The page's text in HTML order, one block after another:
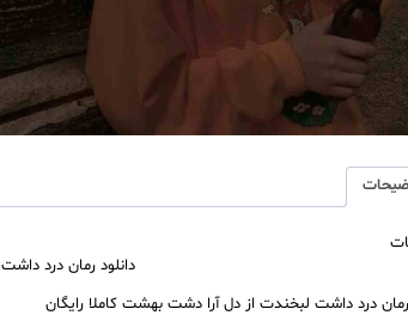
دانلود رمان درد
رمان درد داشت لبخندت از دل آرا دشت بهشت کاملا رایگان